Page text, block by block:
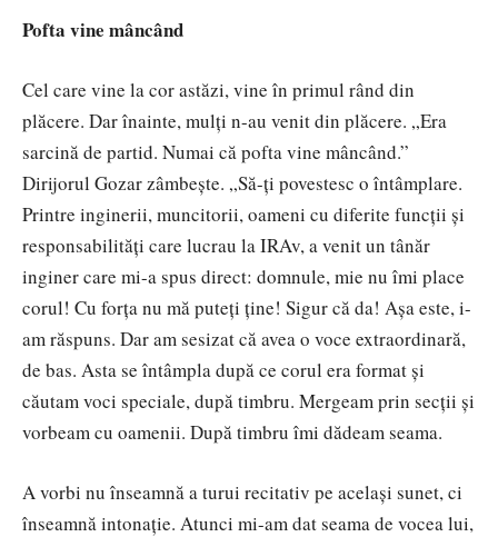
Pofta vine mâncând
Cel care vine la cor astăzi, vine în primul rând din
plăcere. Dar înainte, mulți n-au venit din plăcere. „Era
sarcină de partid. Numai că pofta vine mâncând.”
Dirijorul Gozar zâmbește. „Să-ți povestesc o întâmplare.
Printre inginerii, muncitorii, oameni cu diferite funcții și
responsabilități care lucrau la IRAv, a venit un tânăr
inginer care mi-a spus direct: domnule, mie nu îmi place
corul! Cu forța nu mă puteți ține! Sigur că da! Așa este, i-
am răspuns. Dar am sesizat că avea o voce extraordinară,
de bas. Asta se întâmpla după ce corul era format și
căutam voci speciale, după timbru. Mergeam prin secții și
vorbeam cu oamenii. După timbru îmi dădeam seama.
A vorbi nu înseamnă a turui recitativ pe același sunet, ci
înseamnă intonație. Atunci mi-am dat seama de vocea lui,